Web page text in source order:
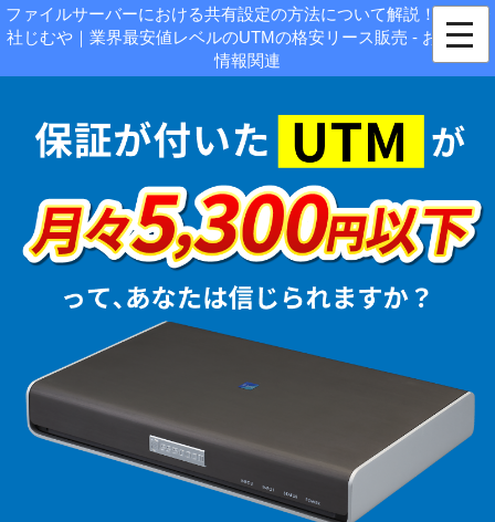
ファイルサーバーにおける共有設定の方法について解説！|株式会
社じむや｜業界最安値レベルのUTMの格安リース販売 - お役立ち
情報関連